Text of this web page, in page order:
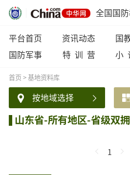
全国国
平台首页 资讯动态 国
国防军事
特 训 营 小
首页>基地资料库
按地域选择
山东省-所有地区-省级双
1